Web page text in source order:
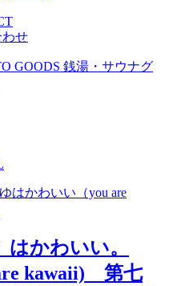
わせ
GOODS 銭湯・サウナグ
ゆはかわいい（you are
はかわいい。
kawaii) 第七